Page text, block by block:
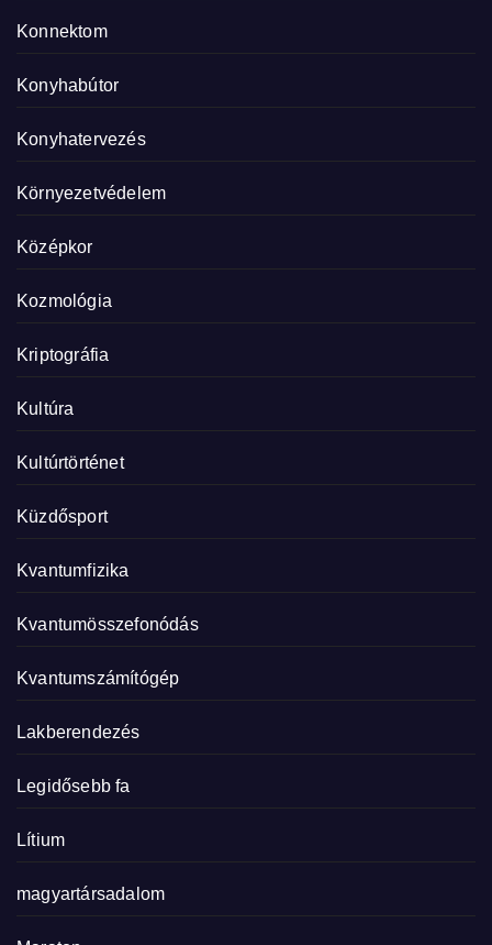
Konnektom
Konyhabútor
Konyhatervezés
Környezetvédelem
Középkor
Kozmológia
Kriptográfia
Kultúra
Kultúrtörténet
Küzdősport
Kvantumfizika
Kvantumösszefonódás
Kvantumszámítógép
Lakberendezés
Legidősebb fa
Lítium
magyartársadalom